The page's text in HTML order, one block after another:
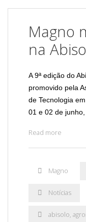
Magno
na
A 9ª edição do
promovido pela
de Tecnologia
01 e 02 de
Read more
Abisolo
Magno
Notícias
abisolo,